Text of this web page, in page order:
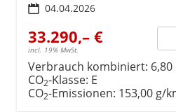
04.04.2026
33.290,– €
incl. 19% MwSt.
Verbrauch kombiniert:
CO2-Klasse: E
CO2-Emissionen: 153,00 g/